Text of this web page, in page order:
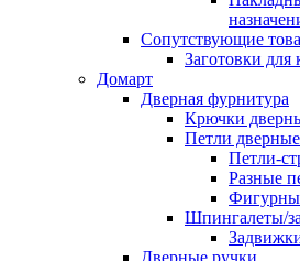
Сопутствующие
Заготовки
Домарт
Дверная фурнитура
Крючки
Петли дверные
Петли-
Разные
Шпингалеты/